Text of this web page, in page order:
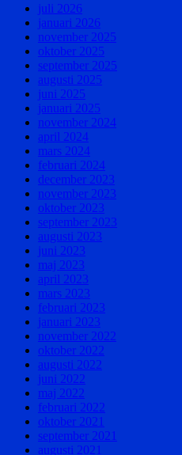
juli 2026
januari 2026
november 2025
oktober 2025
september 2025
augusti 2025
juni 2025
januari 2025
november 2024
april 2024
mars 2024
februari 2024
december 2023
november 2023
oktober 2023
september 2023
augusti 2023
juni 2023
maj 2023
april 2023
mars 2023
februari 2023
januari 2023
november 2022
oktober 2022
augusti 2022
juni 2022
maj 2022
februari 2022
oktober 2021
september 2021
augusti 2021